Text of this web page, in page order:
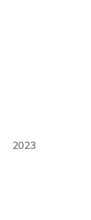
2023